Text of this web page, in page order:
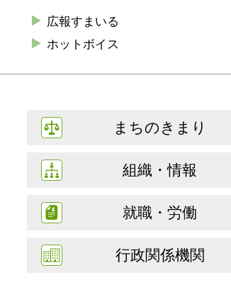
広報すまいる
ホットボイス
まちのきまり
組織・情報
就職・労働
行政関係機関